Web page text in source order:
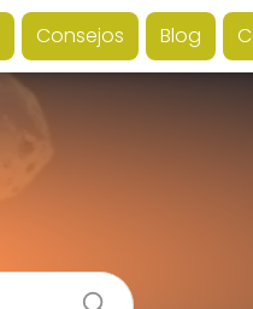
Consejos Blog